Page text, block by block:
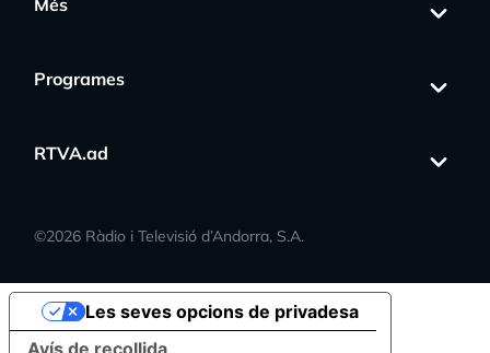
Més
Programes
RTVA.ad
©2026 Ràdio i Televisió d’Andorra, S.A.
Les seves opcions de privadesa